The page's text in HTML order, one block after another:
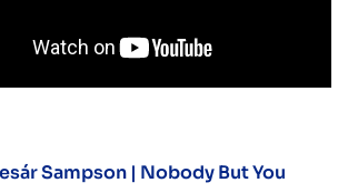
Sampson | Nobody But You